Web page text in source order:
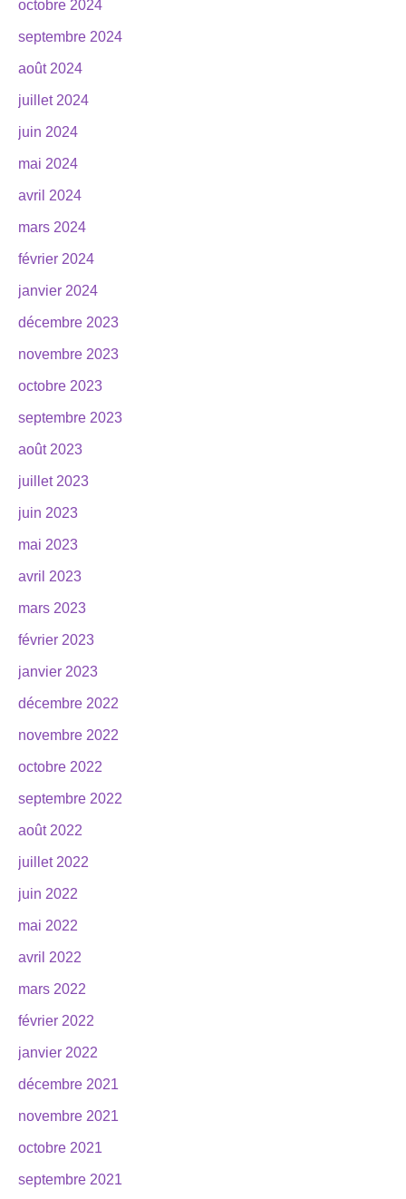
octobre 2024
septembre 2024
août 2024
juillet 2024
juin 2024
mai 2024
avril 2024
mars 2024
février 2024
janvier 2024
décembre 2023
novembre 2023
octobre 2023
septembre 2023
août 2023
juillet 2023
juin 2023
mai 2023
avril 2023
mars 2023
février 2023
janvier 2023
décembre 2022
novembre 2022
octobre 2022
septembre 2022
août 2022
juillet 2022
juin 2022
mai 2022
avril 2022
mars 2022
février 2022
janvier 2022
décembre 2021
novembre 2021
octobre 2021
septembre 2021